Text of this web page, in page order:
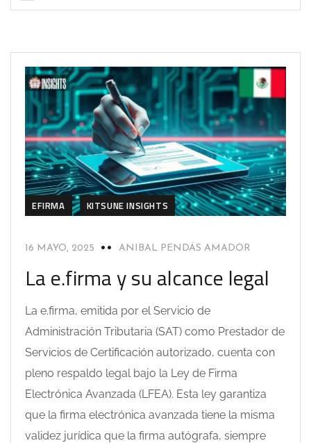
EFIRMA KITSUNE INSIGHTS
16 MAYO, 2025 ANIBAL PENDÁS AMADOR
La e.firma y su alcance legal
La e.firma, emitida por el Servicio de
Administración Tributaria (SAT) como Prestador de
Servicios de Certificación autorizado, cuenta con
pleno respaldo legal bajo la Ley de Firma
Electrónica Avanzada (LFEA). Esta ley garantiza
que la firma electrónica avanzada tiene la misma
validez jurídica que la firma autógrafa, siempre